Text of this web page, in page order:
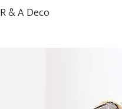
R & A Deco